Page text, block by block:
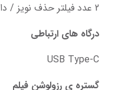
2 عدد فیلتر حذف نویز / دارای نشانگر LED
درگاه های ارتباطی
USB Type-C
گستره ی رزولوشن فیلم